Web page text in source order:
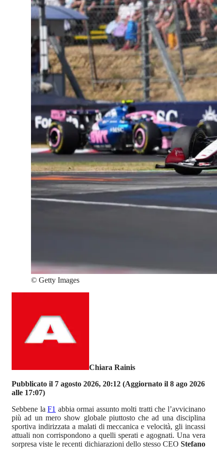
© Getty Images
Chiara Rainis
Pubblicato il 7 agosto 2026, 20:12 (Aggiornato il 8 ago 2026
alle 17:07)
Sebbene laF1 abbia ormai assunto molti tratti che l’avvicinano
più ad un mero show globale piuttosto che ad una disciplina
sportiva indirizzata a malati di meccanica e velocità, gli incassi
attuali non corrispondono a quelli sperati e agognati. Una vera
sorpresa viste le recenti dichiarazioni dello stesso CEO Stefano